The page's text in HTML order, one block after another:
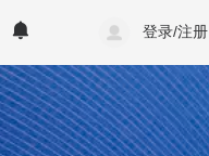
登录/注册